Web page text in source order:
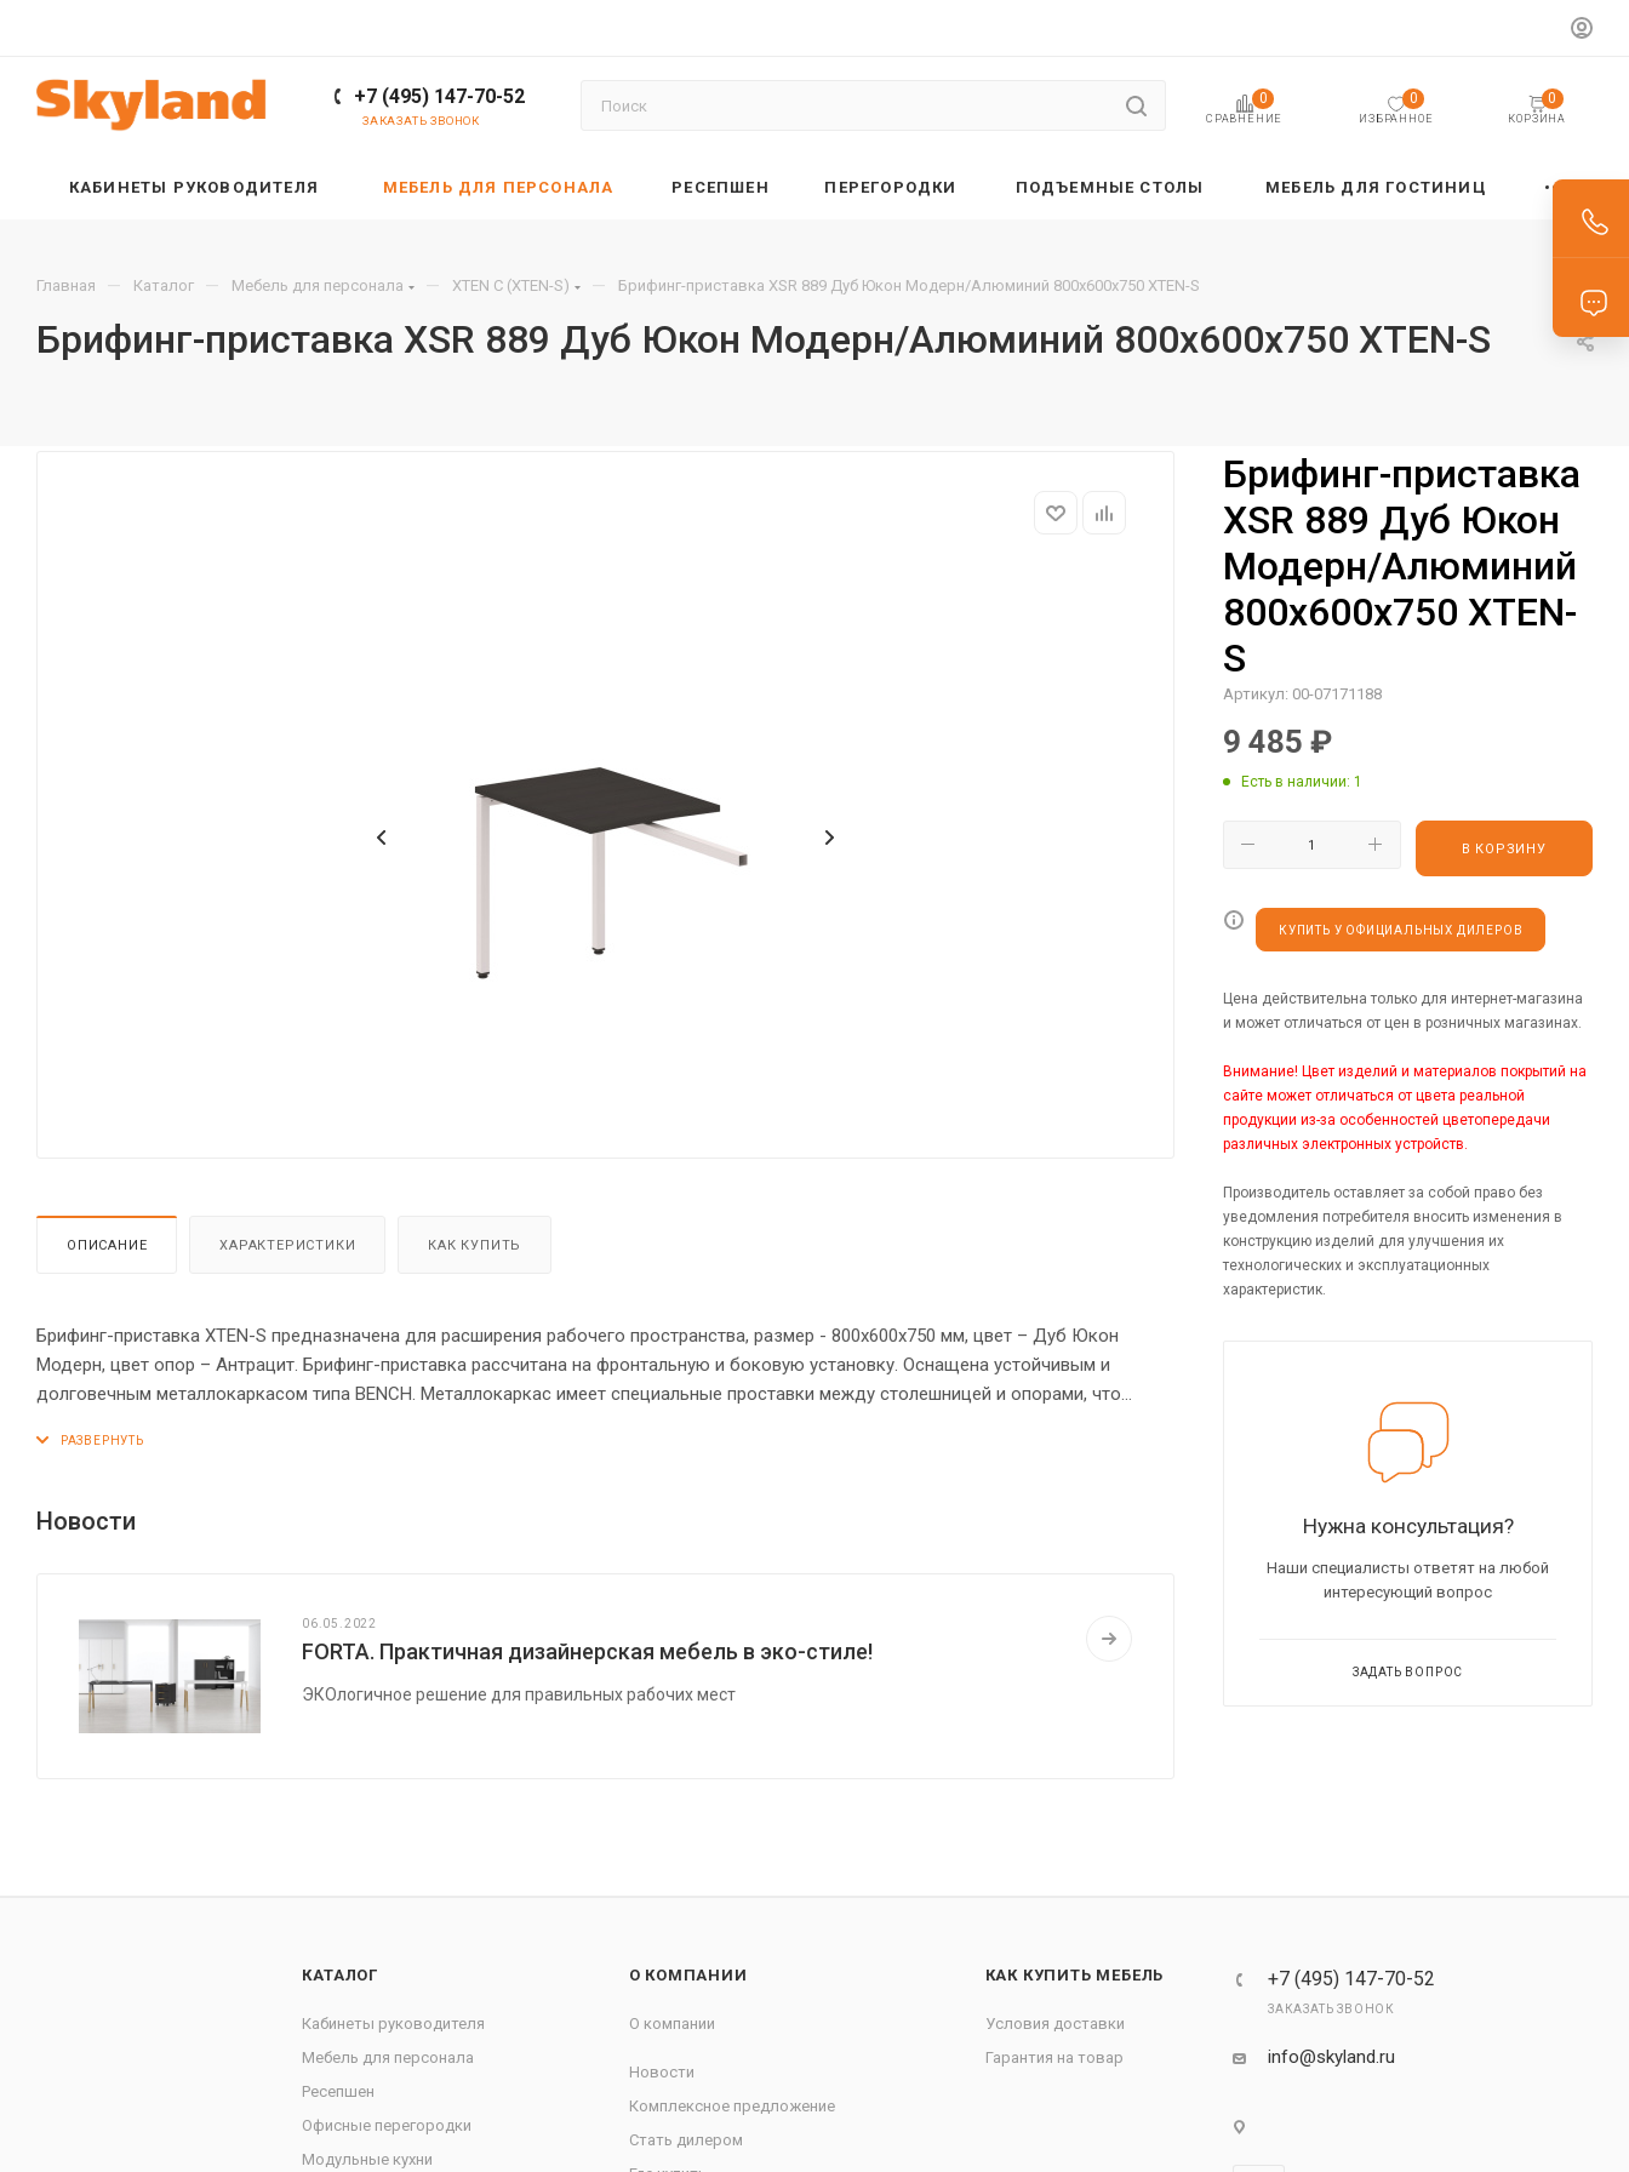
+7 (495) 147-70-52
ЗАКАЗАТЬ ЗВОНОК СРАВНЕНИЕ
0
ИЗБРАННОЕ
0
КОРЗИНА
0
КАБИНЕТЫ РУКОВОДИТЕЛЯ МЕБЕЛЬ ДЛЯ ПЕРСОНАЛА РЕСЕПШЕН ПЕРЕГОРОДКИ ПОДЪЕМНЫЕ СТОЛЫ МЕБЕЛЬ ДЛЯ ГОСТИНИЦ
Главная — Каталог — Мебель для персонала — XTEN С (XTEN-S) — Брифинг-приставка XSR 889 Дуб Юкон Модерн/Алюминий 800х600х750 XTEN-S
Брифинг-приставка XSR 889 Дуб Юкон Модерн/Алюминий 800х600х750 XTEN-S
ОПИСАНИЕ ХАРАКТЕРИСТИКИ КАК КУПИТЬ
Брифинг-приставка XTEN-S предназначена для расширения рабочего пространства, размер - 800х600х750 мм, цвет – Дуб Юкон
Модерн, цвет опор – Антрацит. Брифинг-приставка рассчитана на фронтальную и боковую установку. Оснащена устойчивым и
долговечным металлокаркасом типа BENCH. Металлокаркас имеет специальные проставки между столешницей и опорами, что
Солидная и прочная столешница 25 мм. Надежная защита торцов всех элементов - кромка ПВХ 2 мм. Регулируемые опоры
Новости
06.05.2022
FORTA. Практичная дизайнерская мебель в эко-стиле!
ЭКОлогичное решение для правильных рабочих мест
Брифинг-приставка
XSR 889 Дуб Юкон
Модерн/Алюминий
800х600х750 XTEN-
S
Артикул: 00-07171188
9 485 ₽
Есть в наличии: 1
В КОРЗИНУ
КУПИТЬ У ОФИЦИАЛЬНЫХ ДИЛЕРОВ
Цена действительна только для интернет-магазина
и может отличаться от цен в розничных магазинах.
Внимание! Цвет изделий и материалов покрытий на
сайте может отличаться от цвета реальной
продукции из-за особенностей цветопередачи
различных электронных устройств.
Производитель оставляет за собой право без
уведомления потребителя вносить изменения в
конструкцию изделий для улучшения их
технологических и эксплуатационных
характеристик.
Нужна консультация?
Наши специалисты ответят на любой
интересующий вопрос
ЗАДАТЬ ВОПРОС
КАТАЛОГ
Кабинеты руководителя
Мебель для персонала
Ресепшен
Офисные перегородки
Модульные кухни
О КОМПАНИИ
О компании
Новости
Комплексное предложение
Стать дилером
КАК КУПИТЬ МЕБЕЛЬ
Условия доставки
Гарантия на товар
+7 (495) 147-70-52
ЗАКАЗАТЬ ЗВОНОК
info@skyland.ru